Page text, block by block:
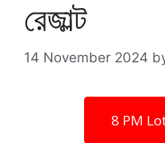
রেজাল্ট
14 November 2024
8 PM